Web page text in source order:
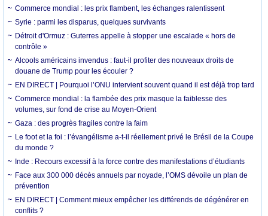
Commerce mondial : les prix flambent, les échanges ralentissent
Syrie : parmi les disparus, quelques survivants
Détroit d'Ormuz : Guterres appelle à stopper une escalade « hors de
contrôle »
Alcools américains invendus : faut-il profiter des nouveaux droits de
douane de Trump pour les écouler ?
EN DIRECT | Pourquoi l’ONU intervient souvent quand il est déjà trop tard
Commerce mondial : la flambée des prix masque la faiblesse des
volumes, sur fond de crise au Moyen-Orient
Gaza : des progrès fragiles contre la faim
Le foot et la foi : l’évangélisme a-t-il réellement privé le Brésil de la Coupe
du monde ?
Inde : Recours excessif à la force contre des manifestations d’étudiants
Face aux 300 000 décès annuels par noyade, l’OMS dévoile un plan de
prévention
EN DIRECT | Comment mieux empêcher les différends de dégénérer en
conflits ?